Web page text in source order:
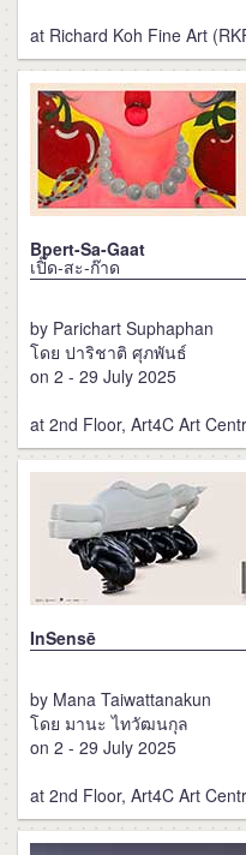
at Richard Koh Fine Art
Bpert-Sa-Gaat
เปิ๊ด-สะ-ก๊าด
by Parichart Suphaphan
โดย ปาริชาติ ศุภพันธ์
on 2 - 29 July 2025
at 2nd Floor, Art4C Art
InSensē
by Mana Taiwattanakun
โดย มานะ ไทวัฒนกุล
on 2 - 29 July 2025
at 2nd Floor, Art4C Art